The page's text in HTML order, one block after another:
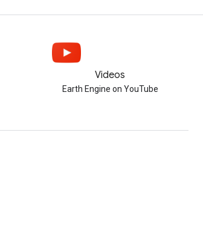
Videos
Earth Engine on YouTube